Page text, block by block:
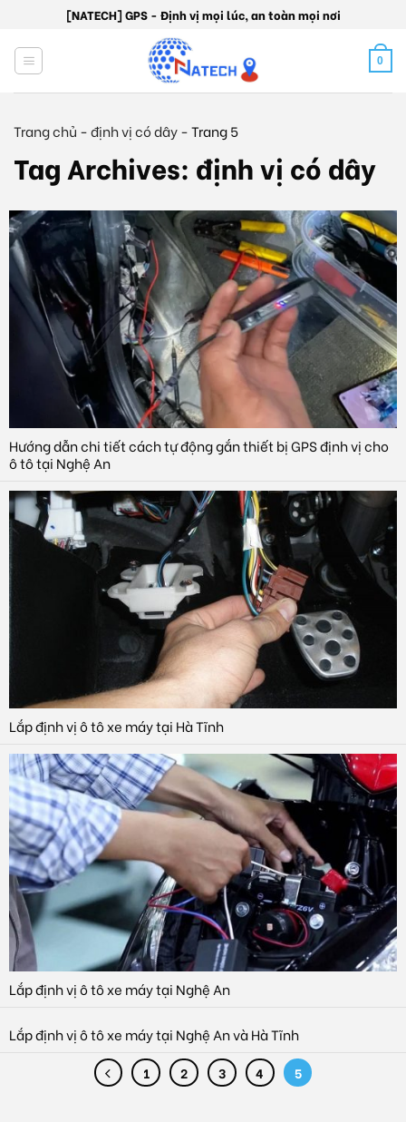
content
[NATECH] GPS - Định vị mọi lúc, an toàn mọi nơi
0
Trang chủ -định vị có dây-Trang 5
Tag Archives: định vị có dây
Hướng dẫn chi tiết cách tự động gắn thiết bị GPS định vị cho
ô tô tại Nghệ An
Lắp định vị ô tô xe máy tại Hà Tĩnh
Lắp định vị ô tô xe máy tại Nghệ An
Lắp định vị ô tô xe máy tại Nghệ An và Hà Tĩnh
1 2 3 4 5